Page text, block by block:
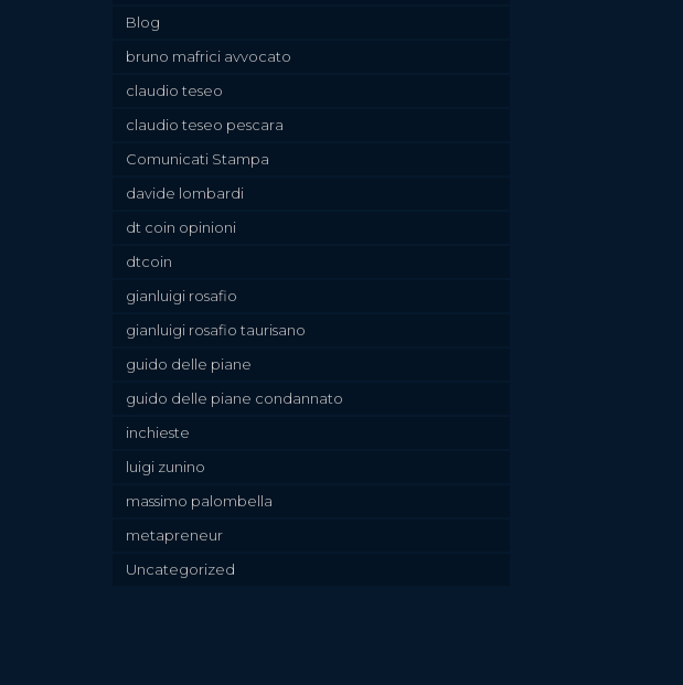
Blog
bruno mafrici avvocato
claudio teseo
claudio teseo pescara
Comunicati Stampa
davide lombardi
dt coin opinioni
dtcoin
gianluigi rosafio
gianluigi rosafio taurisano
guido delle piane
guido delle piane condannato
inchieste
luigi zunino
massimo palombella
metapreneur
Uncategorized